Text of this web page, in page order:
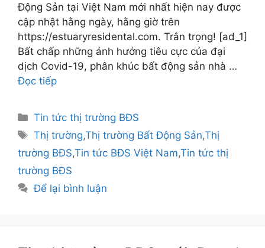
Động Sản tại Việt Nam mới nhất hiện nay được
cập nhật hằng ngày, hằng giờ trên
https://estuaryresidental.com. Trân trọng! [ad_1]
Bất chấp những ảnh hưởng tiêu cực của đại
dịch Covid-19, phân khúc bất động sản nhà …
Đọc tiếp
Danh
mục
Tin tức thị trường BĐS
Thẻ
Thị trường,Thị trường Bất Động Sản,Thị
trường BĐS,Tin tức BĐS Việt Nam,Tin tức thị
trường BĐS
Để lại bình luận